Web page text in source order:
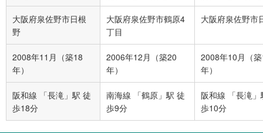
大阪府泉佐野市日根
野
大阪府泉佐野市鶴原4
丁目
大阪府泉佐野市
2008年11月（築18
年）
2006年12月（築20
年）
2008年10月（
年）
阪和線 「長滝」駅 徒
歩18分
南海線 「鶴原」駅 徒
歩9分
阪和線 「長滝」
歩10分